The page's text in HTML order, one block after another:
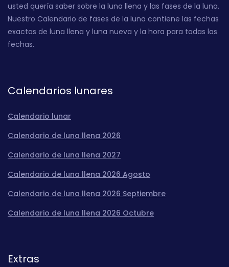
usted quería saber sobre la luna llena y las fases de la luna.
Nuestro Calendario de fases de la luna contiene las fechas
exactas de luna llena y luna nueva y la hora para todas las
fechas.
Calendarios lunares
Calendario lunar
Calendario de luna llena 2026
Calendario de luna llena 2027
Calendario de luna llena 2026 Agosto
Calendario de luna llena 2026 Septiembre
Calendario de luna llena 2026 Octubre
Extras